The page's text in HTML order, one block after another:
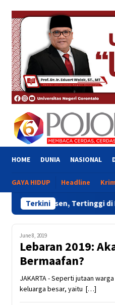
HOME DUNIA NASIONAL
GAYA HIDUP Headline
Terkini
di Pulau Sulawesi pada
June 8, 2019
Lebaran 2019:
Bermaafan?
JAKARTA - Seperti jutaan
keluarga besar, yaitu […]